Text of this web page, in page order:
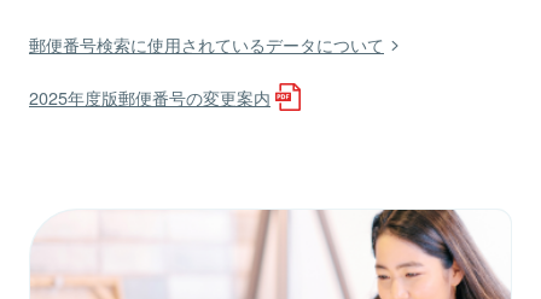
郵便番号検索に使用されているデータについて
2025年度版郵便番号の変更案内